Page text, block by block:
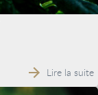
Lire la suite